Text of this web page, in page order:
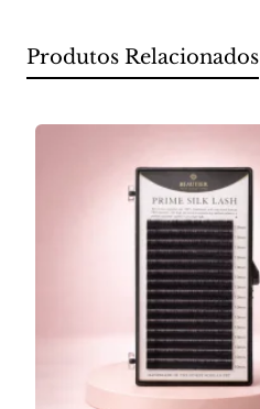
Produtos Relacionados